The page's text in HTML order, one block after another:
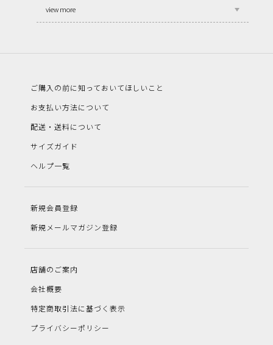
view more
ご購入の前に知っておいてほしいこと
お支払い方法について
配送・送料について
サイズガイド
ヘルプ一覧
新規会員登録
新規メールマガジン登録
店舗のご案内
会社概要
特定商取引法に基づく表示
プライバシーポリシー